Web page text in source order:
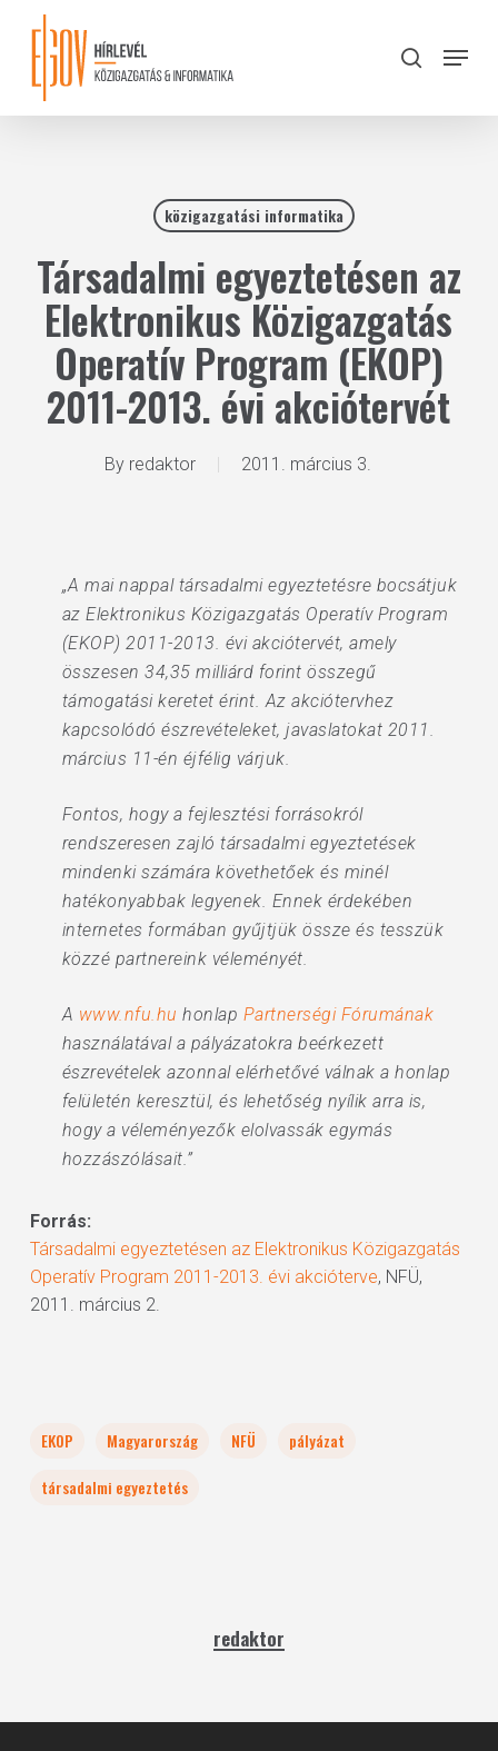
content
search
Menu
közigazgatási informatika
Társadalmi egyeztetésen az
Elektronikus Közigazgatás
Operatív Program (EKOP)
2011-2013. évi akciótervét
By redaktor 2011. március 3.
„A mai nappal társadalmi egyeztetésre bocsátjuk
az Elektronikus Közigazgatás Operatív Program
(EKOP) 2011-2013. évi akciótervét, amely
összesen 34,35 milliárd forint összegű
támogatási keretet érint. Az akciótervhez
kapcsolódó észrevételeket, javaslatokat 2011.
március 11-én éjfélig várjuk.
Fontos, hogy a fejlesztési forrásokról
rendszeresen zajló társadalmi egyeztetések
mindenki számára követhetőek és minél
hatékonyabbak legyenek. Ennek érdekében
internetes formában gyűjtjük össze és tesszük
közzé partnereink véleményét.
A www.nfu.hu honlap Partnerségi Fórumának
használatával a pályázatokra beérkezett
észrevételek azonnal elérhetővé válnak a honlap
felületén keresztül, és lehetőség nyílik arra is,
hogy a véleményezők elolvassák egymás
hozzászólásait.”
Forrás:
Társadalmi egyeztetésen az Elektronikus Közigazgatás
Operatív Program 2011-2013. évi akcióterve, NFÜ,
2011. március 2.
EKOP Magyarország NFÜ
pályázat
társadalmi egyeztetés
redaktor
Close